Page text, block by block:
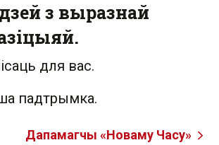
з выразнай
для вас.
падтрымка.
Дапамагчы «Новаму Часу»